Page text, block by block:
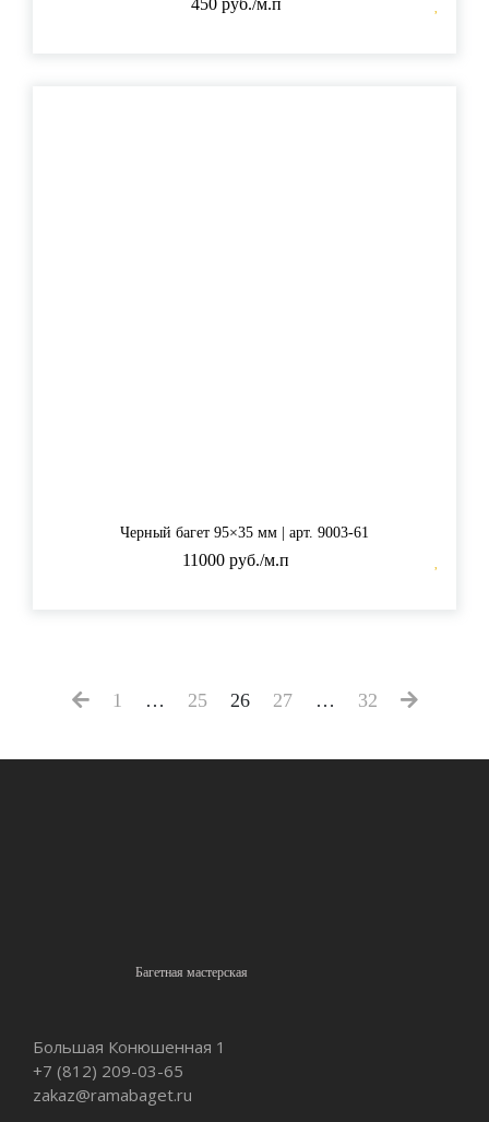
Черный багет 95×35 мм | арт. 9003-61
11000 руб./м.п
1 … 25 26 27 … 32
Багетная мастерская
Большая Конюшенная 1
+7 (812) 209-03-65
zakaz@ramabaget.ru